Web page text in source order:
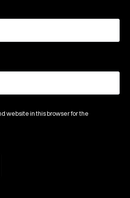
website in this browser for the